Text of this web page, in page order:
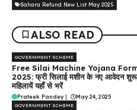
Sahara Refund New List May 2025
ALSO READ
GOVERNMENT SCHEME
Free Silai Machine Yojana
2025: फ्री सिलाई मशीन के नए आवेदन
महिलायें यहाँ से भरें
Prateek Pandey | May 24, 2025
GOVERNMENT SCHEME